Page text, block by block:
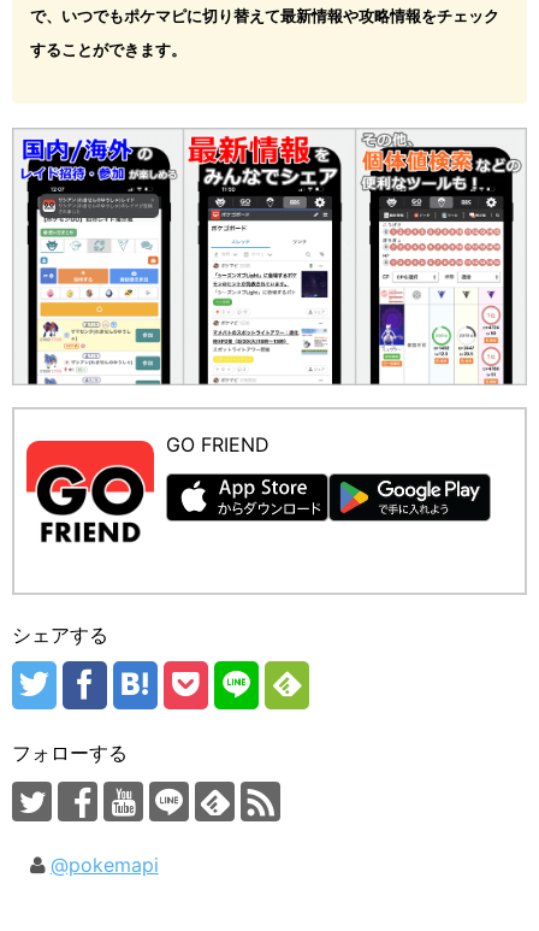
で、いつでもポケマピに切り替えて最新情報や攻略情報をチェック
することができます。
GO FRIEND
シェアする
フォローする
@pokemapi